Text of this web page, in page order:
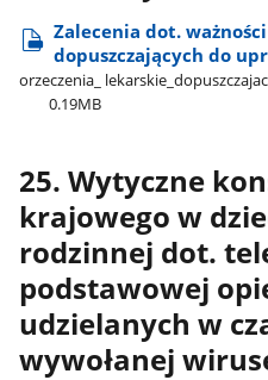
Zalecenia dot.
dopuszczających do
orzeczenia​_
0.19MB
25. Wytyczne
krajowego w
rodzinnej dot.
podstawowej
udzielanych w
wywołanej